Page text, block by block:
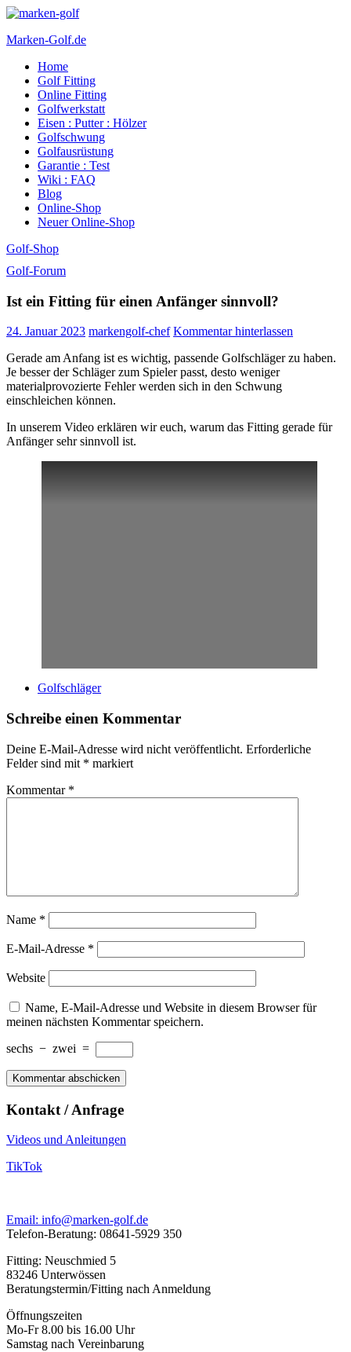
Marken-Golf.de
Golfschläger made in Germany
Home
Golf Fitting
Online Fitting
Golfwerkstatt
Eisen : Putter : Hölzer
Golfschwung
Golfausrüstung
Garantie : Test
Wiki : FAQ
Blog
Online-Shop
Neuer Online-Shop
Golf-Shop
Golf-Forum
Ist ein Fitting für einen Anfänger sinnvoll?
24. Januar 2023 markengolf-chef Kommentar hinterlassen
Gerade am Anfang ist es wichtig, passende Golfschläger zu haben.
Je besser der Schläger zum Spieler passt, desto weniger
materialprovozierte Fehler werden sich in den Schwung
einschleichen können.
In unserem Video erklären wir euch, warum das Fitting gerade für
Anfänger sehr sinnvoll ist.
Golfschläger
Schreibe einen Kommentar
Deine E-Mail-Adresse wird nicht veröffentlicht. Erforderliche
Felder sind mit * markiert
Kommentar *
Name *
E-Mail-Adresse *
Website
Name, E-Mail-Adresse und Website in diesem Browser für
meinen nächsten Kommentar speichern.
sechs − zwei =
Kontakt / Anfrage
Videos und Anleitungen
TikTok
Email: info@marken-golf.de
Telefon-Beratung: 08641-5929 350
Fitting: Neuschmied 5
83246 Unterwössen
Beratungstermin/Fitting nach Anmeldung
Öffnungszeiten
Mo-Fr 8.00 bis 16.00 Uhr
Samstag nach Vereinbarung